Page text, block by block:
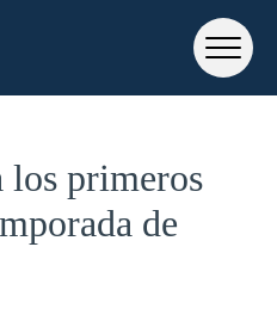
los primeros
de